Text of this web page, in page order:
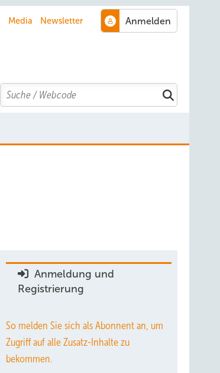
Media Newsletter
Search
Anmeldung und
Registrierung
So melden Sie sich als Abonnent an, um
Zugriff auf alle Zusatz-Inhalte zu
bekommen.